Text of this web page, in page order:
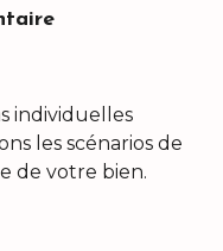
individuelles
les scénarios de
de votre bien.